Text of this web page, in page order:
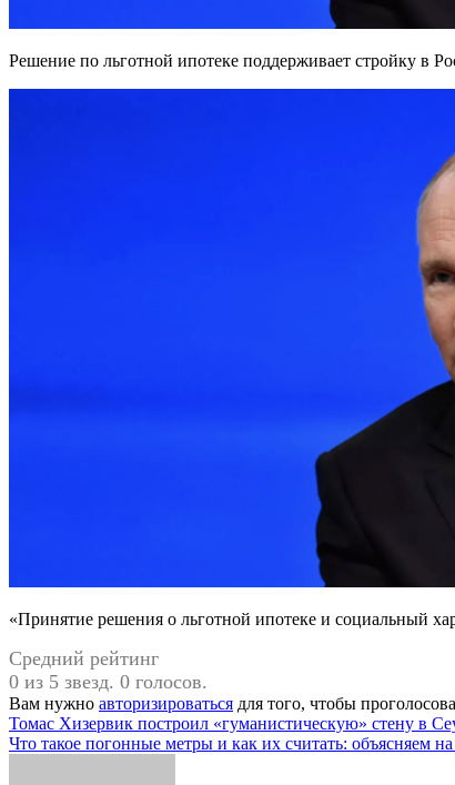
Решение по льготной ипотеке поддерживает стройку в
«Принятие решения о льготной ипотеке и социальный
Средний рейтинг
0 из 5 звезд. 0 голосов.
Вам нужно авторизироваться для того, чтобы
Навигация
по
Томас Хизервик построил «гуманистическую» стену в
Что такое погонные метры и как их считать: объясняем